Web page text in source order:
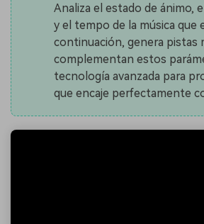
Analiza el estado de ánimo,
y el tempo de la música que
continuación, genera pistas
complementan estos
tecnología avanzada para
que encaje perfectamente